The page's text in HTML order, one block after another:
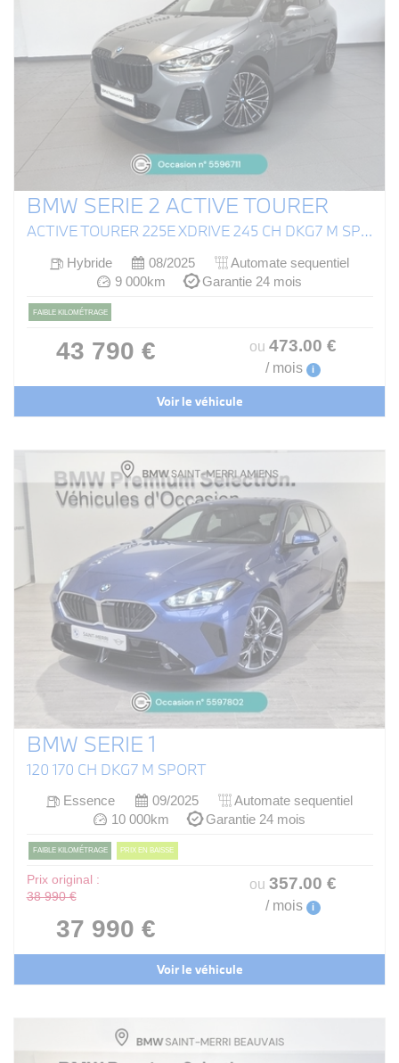
BMW SERIE 2 ACTIVE TOURER
ACTIVE TOURER 225E XDRIVE 245 CH DKG7 M SPORT
Hybride 08/2025
Automate sequentiel
9 000km
Garantie 24 mois
FAIBLE KILOMÉTRAGE
43 790 € ou 473.00 €
/ mois i
Voir le véhicule
BMW SERIE 1
120 170 CH DKG7 M SPORT
Essence 09/2025
Automate sequentiel
10 000km
Garantie 24 mois
FAIBLE KILOMÉTRAGE PRIX EN BAISSE
Prix original :
38 990 €
37 990 €
ou 357.00 €
/ mois i
Voir le véhicule